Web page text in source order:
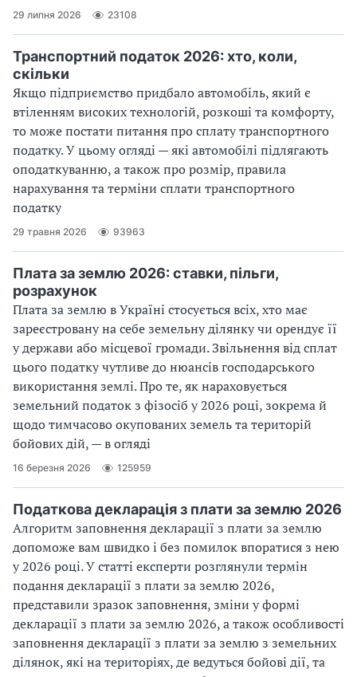
29 липня 2026 23108
Транспортний податок 2026: хто, коли,
скільки
Якщо підприємство придбало автомобіль, який є
втіленням високих технологій, розкоші та комфорту,
то може постати питання про сплату транспортного
податку. У цьому огляді — які автомобілі підлягають
оподаткуванню, а також про розмір, правила
нарахування та терміни сплати транспортного
податку
29 травня 2026 93963
Плата за землю 2026: ставки, пільги,
розрахунок
Плата за землю в Україні стосується всіх, хто має
зареєстровану на себе земельну ділянку чи орендує її
у держави або місцевої громади. Звільнення від сплат
цього податку чутливе до нюансів господарського
використання землі. Про те, як нараховується
земельний податок з фізосіб у 2026 році, зокрема й
щодо тимчасово окупованих земель та територій
бойових дій, — в огляді
16 березня 2026 125959
Податкова декларація з плати за землю 2026
Алгоритм заповнення декларації з плати за землю
допоможе вам швидко і без помилок впоратися з нею
у 2026 році. У статті експерти розглянули термін
подання декларації з плати за землю 2026,
представили зразок заповнення, зміни у формі
декларації з плати за землю 2026, а також особливості
заповнення декларації з плати за землю з земельних
ділянок, які на територіях, де ведуться бойові дії, та